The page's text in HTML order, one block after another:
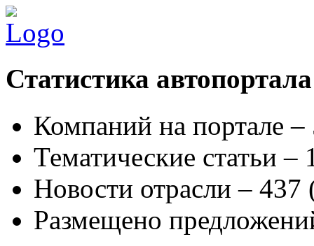
Статистика автопортала
Компаний на портале
Тематические статьи –
Новости отрасли – 437
Размещено